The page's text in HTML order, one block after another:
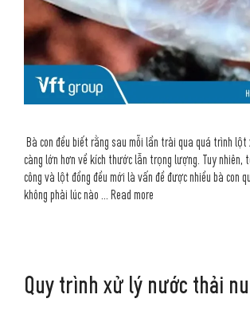
Bà con đều biết rằng sau mỗi lần trải qua quá trình
càng lớn hơn về kích thước lẫn trọng lượng. Tuy nhiên,
công và lột đồng đều mới là vấn đề được nhiều bà con
không phải lúc nào … Read more
Quy trình xử lý nước thải